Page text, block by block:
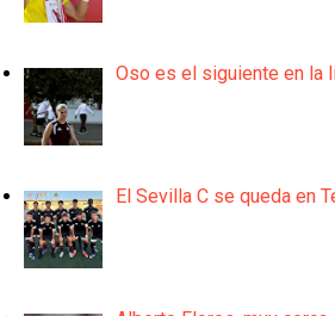
Oso es el siguiente en la
El Sevilla C se queda en